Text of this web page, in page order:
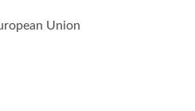
Union